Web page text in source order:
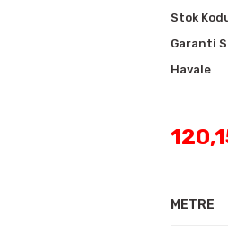
Stok
Garanti
Havale
METRE